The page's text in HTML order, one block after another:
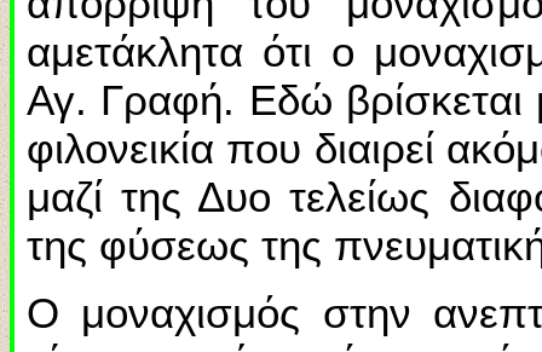
αμετάκλητα ότι ο
Αγ. Γραφή. Εδώ βρίσκεται
φιλονεικία που διαιρεί
μαζί της Δυο τελείως
της φύσεως της
Ο μοναχισμός στην